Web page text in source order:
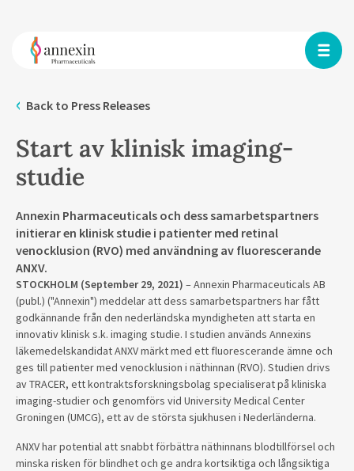
Back to Press Releases
Start av klinisk imaging-
studie
Annexin Pharmaceuticals och dess samarbetspartners
initierar en klinisk studie i patienter med retinal
venocklusion (RVO) med användning av fluorescerande
ANXV.
STOCKHOLM (September 29, 2021) – Annexin Pharmaceuticals AB
(publ.) ("Annexin") meddelar att dess samarbetspartners har fått
godkännande från den nederländska myndigheten att starta en
innovativ klinisk s.k. imaging studie. I studien används Annexins
läkemedelskandidat ANXV märkt med ett fluorescerande ämne och
ges till patienter med venocklusion i näthinnan (RVO). Studien drivs
av TRACER, ett kontraktsforskningsbolag specialiserat på kliniska
imaging-studier och genomförs vid University Medical Center
Groningen (UMCG), ett av de största sjukhusen i Nederländerna.
ANXV har potential att snabbt förbättra näthinnans blodtillförsel och
minska risken för blindhet och ge andra kortsiktiga och långsiktiga